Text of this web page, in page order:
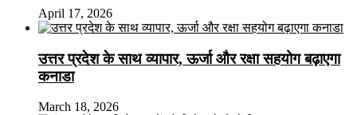
April 17, 2026
उत्तर प्रदेश के साथ व्यापार, ऊर्जा और रक्षा सहयोग बढ़ाएगा
कनाडा
March 18, 2026